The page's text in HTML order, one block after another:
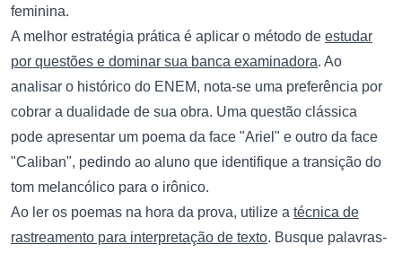
feminina.
A melhor estratégia prática é aplicar o método de estudar
por questões e dominar sua banca examinadora. Ao
analisar o histórico do ENEM, nota-se uma preferência por
cobrar a dualidade de sua obra. Uma questão clássica
pode apresentar um poema da face "Ariel" e outro da face
"Caliban", pedindo ao aluno que identifique a transição do
tom melancólico para o irônico.
Ao ler os poemas na hora da prova, utilize a técnica de
rastreamento para interpretação de texto. Busque palavras-